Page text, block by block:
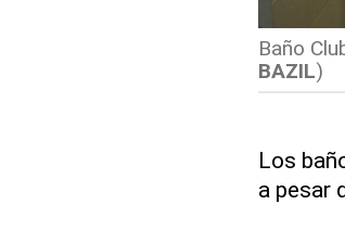
Baño
BAZIL)
Los
a pesar